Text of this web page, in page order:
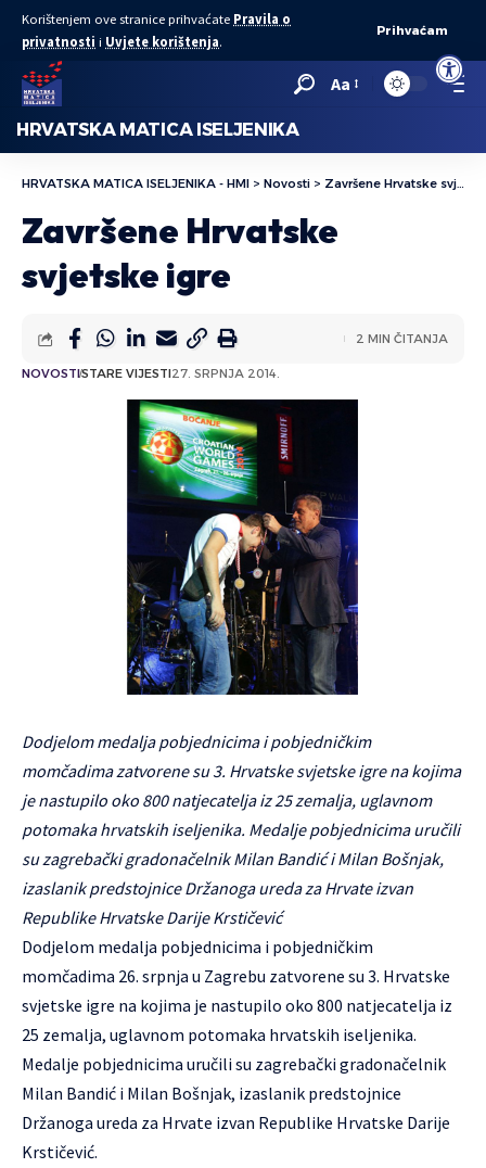
Open
Korištenjem ove stranice prihvaćate Pravila o
privatnosti i Uvjete korištenja.
Prihvaćam
Aa
HRVATSKA MATICA ISELJENIKA
HRVATSKA MATICA ISELJENIKA - HMI > Novosti > Završene Hrvatske svjetske igre
Završene Hrvatske
svjetske igre
NOVOSTISTARE VIJESTI27. SRPNJA 2014.
2 MIN ČITANJA
Dodjelom medalja pobjednicima i pobjedničkim
momčadima zatvorene su 3. Hrvatske svjetske igre na kojima
je nastupilo oko 800 natjecatelja iz 25 zemalja, uglavnom
potomaka hrvatskih iseljenika. Medalje pobjednicima uručili
su zagrebački gradonačelnik Milan Bandić i Milan Bošnjak,
izaslanik predstojnice Držanoga ureda za Hrvate izvan
Republike Hrvatske Darije Krstičević
Dodjelom medalja pobjednicima i pobjedničkim
momčadima 26. srpnja u Zagrebu zatvorene su 3. Hrvatske
svjetske igre na kojima je nastupilo oko 800 natjecatelja iz
25 zemalja, uglavnom potomaka hrvatskih iseljenika.
Medalje pobjednicima uručili su zagrebački gradonačelnik
Milan Bandić i Milan Bošnjak, izaslanik predstojnice
Držanoga ureda za Hrvate izvan Republike Hrvatske Darije
Krstičević.